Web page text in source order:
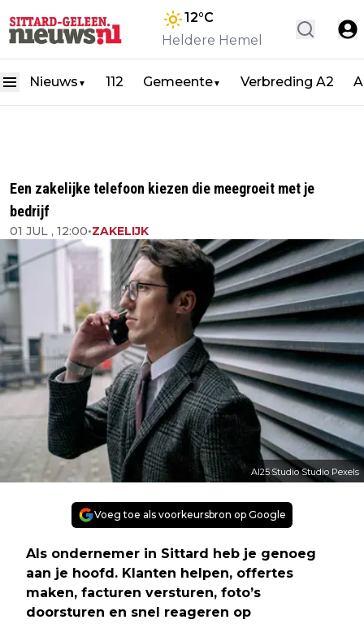
12°C
Heldere Hemel
Nieuws ▼ 112 Gemeente▼ Verbreding A2
Een zakelijke telefoon kiezen die meegroeit met je
bedrijf
01 JUL , 12:00•ZAKELIJK
AI25.Studio Studio Pexels
Voeg toe als voorkeursbron op Google
Als ondernemer in Sittard heb je genoeg
aan je hoofd. Klanten helpen, offertes
maken, facturen versturen, foto’s
doorsturen en snel reageren op